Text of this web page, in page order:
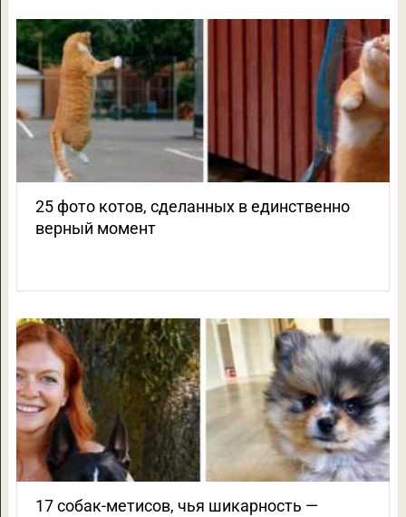
25 фото котов, сделанных в единственно
верный момент
17 собак-метисов, чья шикарность —